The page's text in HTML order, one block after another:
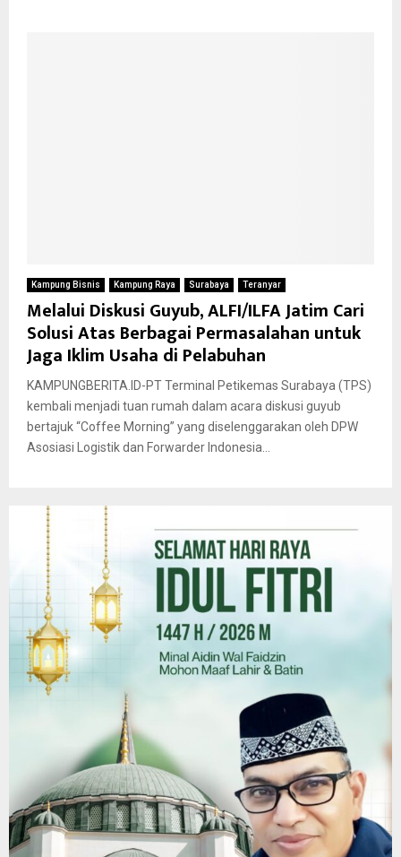
Kampung Bisnis Kampung Raya Surabaya Teranyar
Melalui Diskusi Guyub, ALFI/ILFA Jatim Cari
Solusi Atas Berbagai Permasalahan untuk
Jaga Iklim Usaha di Pelabuhan
KAMPUNGBERITA.ID-PT Terminal Petikemas Surabaya (TPS)
kembali menjadi tuan rumah dalam acara diskusi guyub
bertajuk “Coffee Morning” yang diselenggarakan oleh DPW
Asosiasi Logistik dan Forwarder Indonesia...